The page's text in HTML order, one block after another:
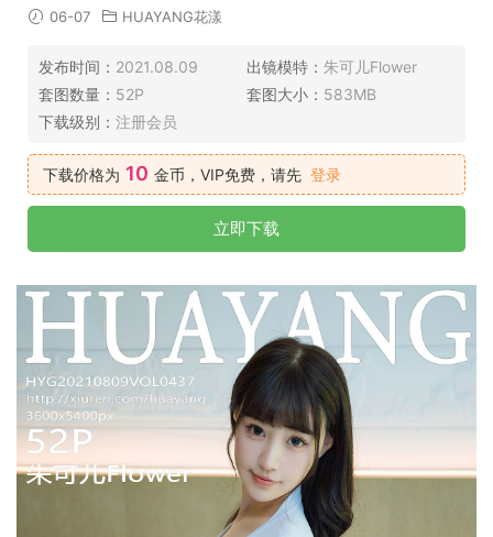
06-07 HUAYANG花漾
发布时间： 2021.08.09 出镜模特： 朱可儿Flower
套图数量： 52P 套图大小： 583MB
下载级别： 注册会员
下载价格为 10 金币，VIP免费，请先 登录
立即下载